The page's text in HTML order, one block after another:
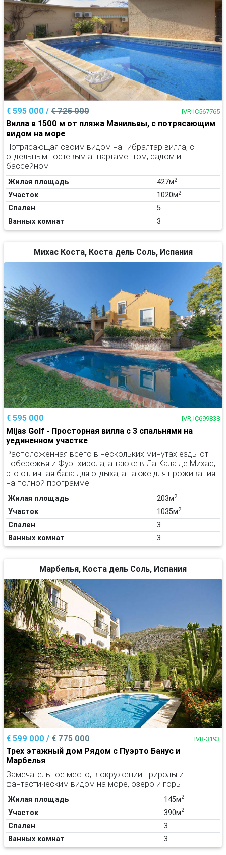
€ 595 000 / € 725 000 IVR-IC567765
Вилла в 1500 м от пляжа Манильвы, с потрясающим
видом на море
Потрясающая своим видом на Гибралтар вилла, с
отдельным гостевым аппартаментом, садом и
бассейном
Жилая площадь 427м2
Участок 1020м2
Спален
5
Ванных комнат
3
Михас Коста, Коста дель Соль, Испания
€ 595 000 IVR-IC699838
Mijas Golf - Просторная вилла с 3 спальнями на
уединенном участке
Расположенная всего в нескольких минутах езды от
побережья и Фуэнхирола, а также в Ла Кала де Михас,
это отличная база для отдыха, а также для проживания
на полной программе
Жилая площадь 203м2
Участок 1035м2
Спален
3
Ванных комнат
3
Марбелья, Коста дель Соль, Испания
€ 599 000 / € 775 000 IVR-3193
Трех этажный дом Рядом с Пуэрто Банус и
Марбелья
Замечательное место, в окружении природы и
фантастическим видом на море, озеро и горы
Жилая площадь 145м2
Участок 390м2
Спален
3
Ванных комнат
3